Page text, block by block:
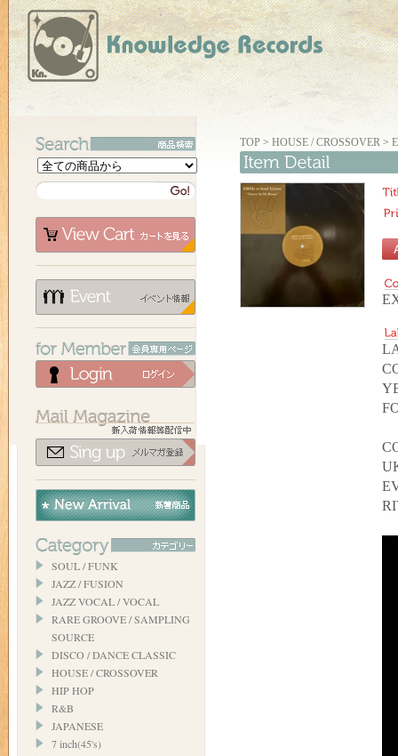
SOUL / FUNK
JAZZ / FUSION
JAZZ VOCAL / VOCAL
RARE GROOVE / SAMPLING
SOURCE
DISCO / DANCE CLASSIC
HOUSE / CROSSOVER
HIP HOP
R&B
JAPANESE
7 inch(45's)
TOP > HOUSE / CROSSOVER >